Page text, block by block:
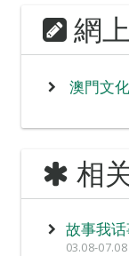
網
澳門文
相
故事我话
03.08-07.08